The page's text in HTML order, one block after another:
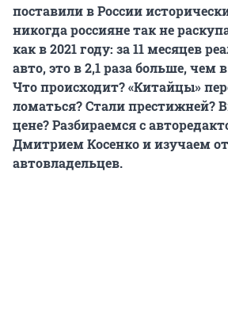
поставили в России
никогда россияне так не
как в 2021 году: за 11 месяцев
авто, это в 2,1 раза больше, чем
Что происходит? «Китайцы»
ломаться? Стали престижней?
цене? Разбираемся с
Дмитрием Косенко и изучаем
автовладельцев.